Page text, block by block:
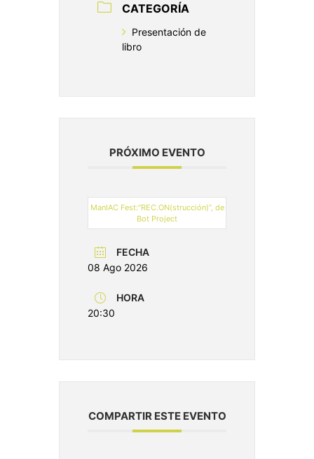
CATEGORÍA
Presentación de
libro
PRÓXIMO EVENTO
ManIAC Fest:“REC.ON(strucción)”, de
Bot Project
FECHA
08 Ago 2026
HORA
20:30
COMPARTIR ESTE EVENTO